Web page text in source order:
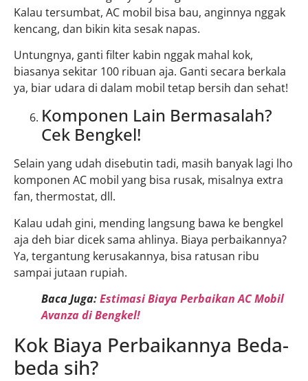
Kalau tersumbat, AC mobil bisa bau, anginnya nggak
kencang, dan bikin kita sesak napas.
Untungnya, ganti filter kabin nggak mahal kok,
biasanya sekitar 100 ribuan aja. Ganti secara berkala
ya, biar udara di dalam mobil tetap bersih dan sehat!
Komponen Lain Bermasalah?
Cek Bengkel!
Selain yang udah disebutin tadi, masih banyak lagi lho
komponen AC mobil yang bisa rusak, misalnya extra
fan, thermostat, dll.
Kalau udah gini, mending langsung bawa ke bengkel
aja deh biar dicek sama ahlinya. Biaya perbaikannya?
Ya, tergantung kerusakannya, bisa ratusan ribu
sampai jutaan rupiah.
Baca Juga:Estimasi Biaya Perbaikan AC Mobil
Avanza di Bengkel!
Kok Biaya Perbaikannya Beda-
beda sih?